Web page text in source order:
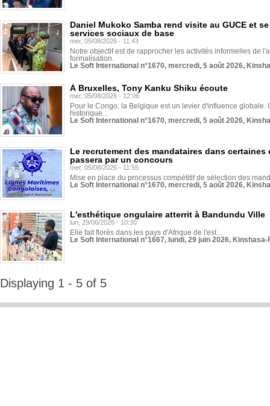
Daniel Mukoko Samba rend visite au GUCE et
services sociaux de base
mer, 05/08/2026 - 11:43
Notre objectif est de rapprocher les activités informelles de
formalisation.
Le Soft International n°1670, mercredi, 5 août 2026,
À Bruxelles, Tony Kanku Shiku écoute
mer, 05/08/2026 - 12:06
Pour le Congo, la Belgique est un levier d'influence globale.
historique...
Le Soft International n°1670, mercredi, 5 août 2026,
Le recrutement des mandataires dans
passera par un concours
mer, 05/08/2026 - 11:55
Mise en place du processus compétitif de sélection des
Le Soft International n°1670, mercredi, 5 août 2026,
L'esthétique ongulaire atterrit à Bandundu Ville
lun, 29/06/2026 - 10:30
Elle fait florès dans les pays d'Afrique de l'est...
Le Soft International n°1667, lundi, 29 juin 2026,
Displaying 1 - 5 of 5